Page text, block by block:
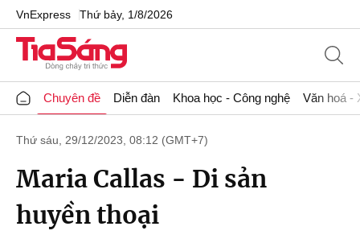
VnExpress Thứ bảy, 1/8/2026
Chuyên đề Diễn đàn Khoa học - Công nghệ Văn hoá -
Thứ sáu, 29/12/2023, 08:12 (GMT+7)
Maria Callas - Di sản
huyền thoại